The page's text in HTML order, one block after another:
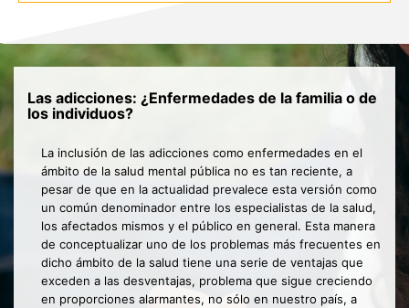
Las adicciones: ¿Enfermedades de la familia o de
los individuos?
La inclusión de las adicciones como enfermedades en el
ámbito de la salud mental pública no es tan reciente, a
pesar de que en la actualidad prevalece esta versión como
un común denominador entre los especialistas de la salud,
los afectados mismos y el público en general. Esta manera
de conceptualizar uno de los problemas más frecuentes en
dicho ámbito de la salud tiene una serie de ventajas que
exceden a las desventajas, problema que sigue creciendo
en proporciones alarmantes, no sólo en nuestro país, a